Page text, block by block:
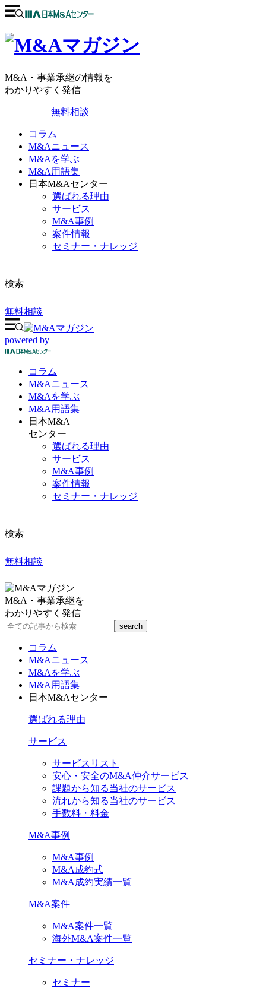
M&A・事業承継の情報を
わかりやすく発信
無料相談
コラム
M&Aニュース
M&Aを学ぶ
M&A用語集
日本M&Aセンター
選ばれる理由
サービス
M&A事例
案件情報
セミナー・ナレッジ
検索
無料相談
powered by
コラム
M&Aニュース
M&Aを学ぶ
M&A 用語集
日本M&A
センター
選ばれる理由
サービス
M&A事例
案件情報
セミナー・ナレッジ
検索
無料相談
M&A・事業承継を
わかりやすく発信
コラム
M&Aニュース
M&Aを学ぶ
M&A用語集
日本M&Aセンター
選ばれる理由
サービス
サービスリスト
安心・安全のM&A仲介サービス
課題から知る当社のサービス
流れから知る当社のサービス
手数料・料金
M&A事例
M&A事例
M&A成約式
M&A成約実績一覧
M&A案件
M&A案件一覧
海外M&A案件一覧
セミナー・ナレッジ
セミナー